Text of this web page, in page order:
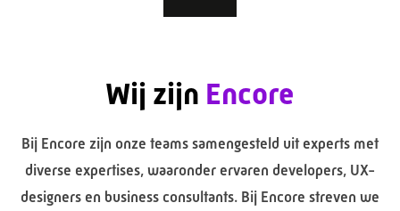
Wij zijn Encore
Bij Encore zijn onze teams samengesteld uit experts met
diverse expertises, waaronder ervaren developers, UX-
designers en business consultants. Bij Encore streven we